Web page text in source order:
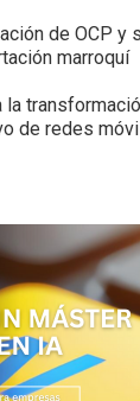
de OCP y
marroquí
la
de redes